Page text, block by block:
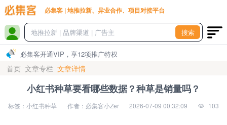
必集客 | 地推拉新、异业合作、项目对接平台
搜索
必集客开通VIP，享12项推广特权
首页 文章专栏 文章详情
小红书种草要看哪些数据？种草是销量吗？
标签：小红书种草 作者：必集客小Zer 2026-07-09 00:32:09 103